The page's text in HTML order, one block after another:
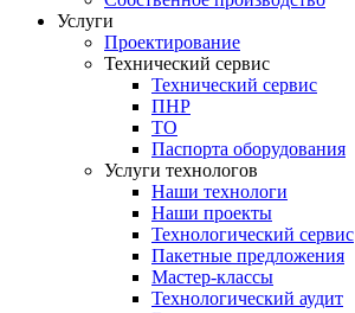
Услуги
Проектирование
Технический сервис
Технический сервис
ПНР
ТО
Паспорта оборудования
Услуги технологов
Наши технологи
Наши проекты
Технологический сервис
Пакетные предложения
Мастер-классы
Технологический аудит